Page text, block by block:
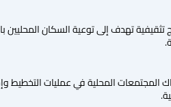
تثقيفية تهدف إلى توعية السكان
المحلية في عمليات التخطيط